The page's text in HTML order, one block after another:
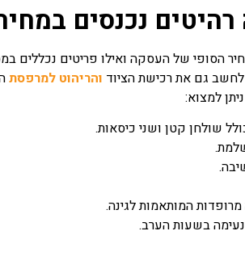
נכנסים
הסופי של העסקה ואילו פריטים נכללים
גם את רכישת הציוד והריהוט למרפסת
למצוא:
שולחן קטן ושני כיסאות.
המותאמות לגינה.
נעימה בשעות הערב.